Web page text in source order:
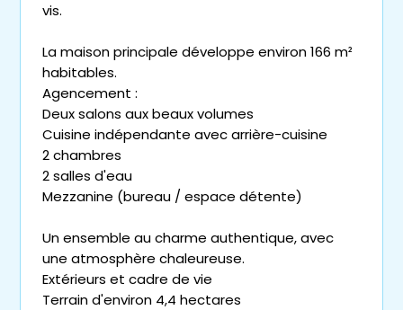
vis.
La maison principale développe environ 166 m²
habitables.
Agencement :
Deux salons aux beaux volumes
Cuisine indépendante avec arrière-cuisine
2 chambres
2 salles d'eau
Mezzanine (bureau / espace détente)
Un ensemble au charme authentique, avec
une atmosphère chaleureuse.
Extérieurs et cadre de vie
Terrain d'environ 4,4 hectares